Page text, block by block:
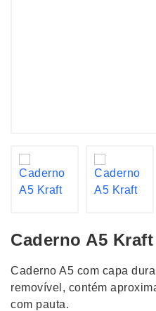
Caderno A5 Kraft
Caderno A5 com capa
removível, contém
com pauta.